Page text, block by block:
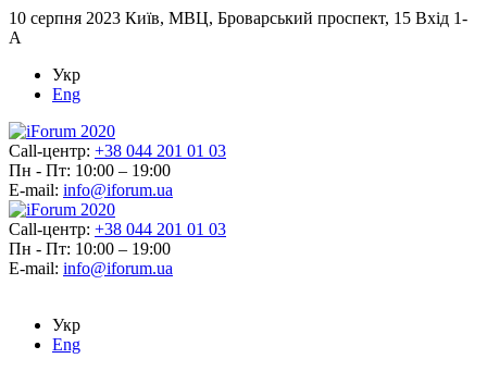
10 серпня 2023 Київ, МВЦ, Броварський проспект, 15 Вхід 1-
А
Укр
Eng
Call-центр: +38 044 201 01 03
Пн - Пт: 10:00 – 19:00
E-mail: info@iforum.ua
Call-центр: +38 044 201 01 03
Пн - Пт: 10:00 – 19:00
E-mail: info@iforum.ua
Укр
Eng